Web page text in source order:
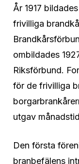
År 1917
frivilliga
ombildades
Riksförbund.
för de frivilliga
utgav
Den första
branbefälens